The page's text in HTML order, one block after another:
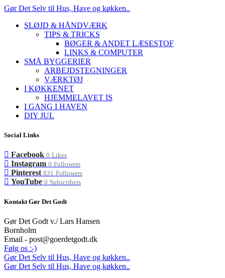
Gør Det Selv til Hus, Have og køkken..
SLØJD & HÅNDVÆRK
TIPS & TRICKS
BØGER & ANDET LÆSESTOF
LINKS & COMPUTER
SMÅ BYGGERIER
ARBEJDSTEGNINGER
VÆRKTØJ
I KØKKENET
HJEMMELAVET IS
I GANG I HAVEN
DIY JUL
Social Links
Facebook 0 Likes
Instagram 0 Followers
Pinterest 831 Followers
YouTube 0 Subscribers
Kontakt Gør Det Godt
Gør Det Godt v./ Lars Hansen
Bornholm
Email - post@goerdetgodt.dk
Følg os :-)
Gør Det Selv til Hus, Have og køkken..
Gør Det Selv til Hus, Have og køkken..